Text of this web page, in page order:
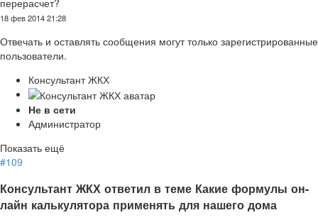
18 фев 2014 21:28
Отвечать и оставлять сообщения могут только зарегистрированные
пользователи.
Консультант ЖКХ
Не в сети
Администратор
Показать ещё
#109
Консультант ЖКХ ответил в теме Какие формулы он-
лайн калькулятора применять для нашего дома